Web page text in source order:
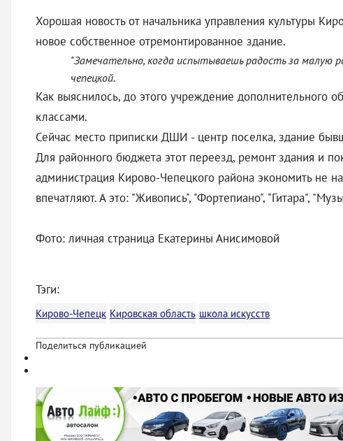
Хорошая новость от начальника управления культуры
новое собственное отремонтированное здание.
"Замечательно, когда испытываешь радость за малую
чепецкой.
Как выяснилось, до этого учреждение
классами.
Сейчас место приписки ДШИ - центр поселка, здание
Для районного бюджета этот переезд, ремонт здания и
администрация Кирово-Чепецкого района экономить
впечатляют. А это: "Живопись", "Фортепиано", "Гитара",
Фото: личная страница Екатерины Анисимовой
Тэги:
Кирово-Чепецк Кировская область школа искусств
Поделиться публикацией